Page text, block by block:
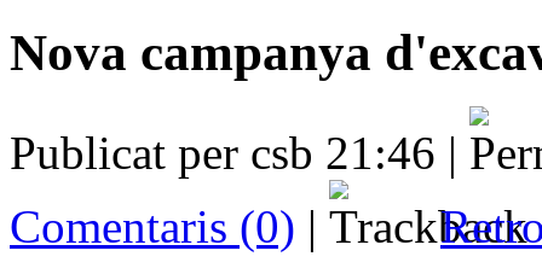
Nova campanya
Publicat per csb 21:46 |
Comentaris (0) |